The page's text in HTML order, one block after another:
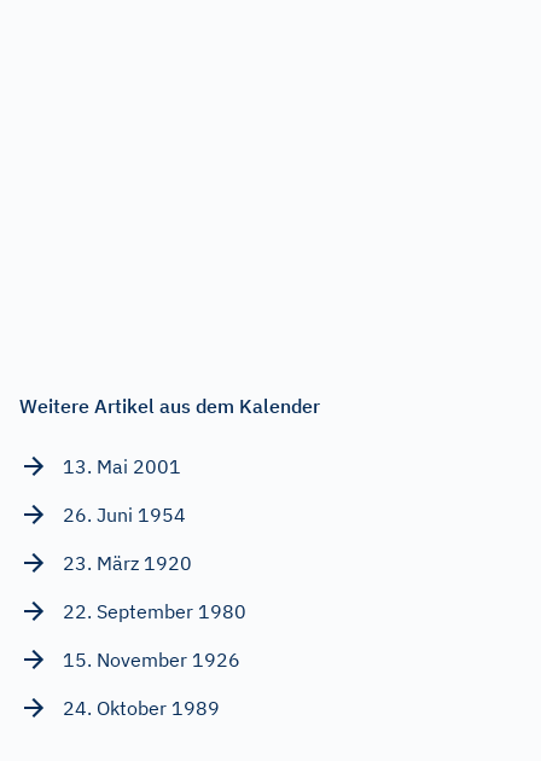
Weitere Artikel aus dem Kalender
13. Mai 2001
26. Juni 1954
23. März 1920
22. September 1980
15. November 1926
24. Oktober 1989